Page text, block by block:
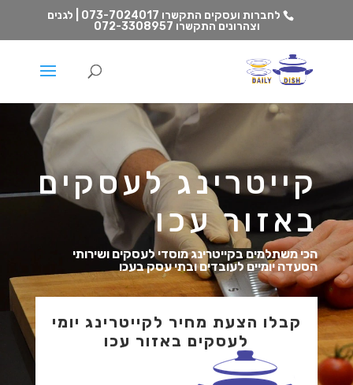
לחברות ועסקים התקשרו
073-7024017 | לגנים
וצהרונים התקשרו 072-3308957
קייטרינג לעסקים
באזור עכו
הכי משתלמים בקייטרינג מוסדי לעסקים ושירותי
הסעדה יומיים לעובדים ובתי עסק בעכו
קבלו הצעת מחיר לקייטרינג יומי
לעסקים באזור עכו